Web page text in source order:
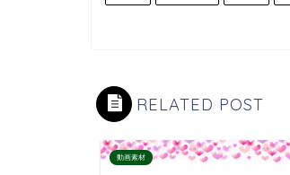
RELATED POST
動画素材